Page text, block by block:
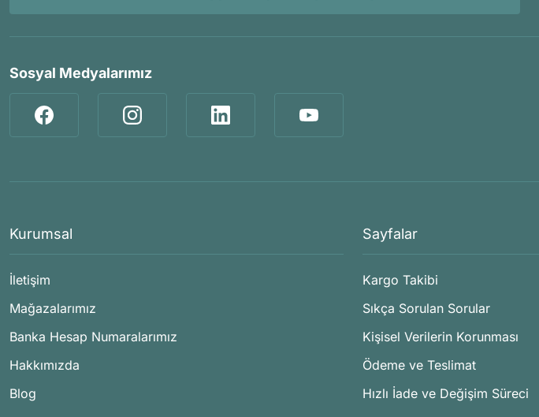
Sosyal Medyalarımız
Kurumsal
İletişim
Mağazalarımız
Banka Hesap Numaralarımız
Hakkımızda
Blog
Sayfalar
Kargo Takibi
Sıkça Sorulan Sorular
Kişisel Verilerin Korunması
Ödeme ve Teslimat
Hızlı İade ve Değişim Süreci